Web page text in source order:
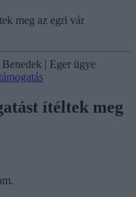
meg az egri vár
| Eger ügye
ítéltek meg